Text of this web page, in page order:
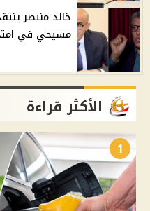
خالد منتصر
مسيحي في
الأكثر قراءة
1